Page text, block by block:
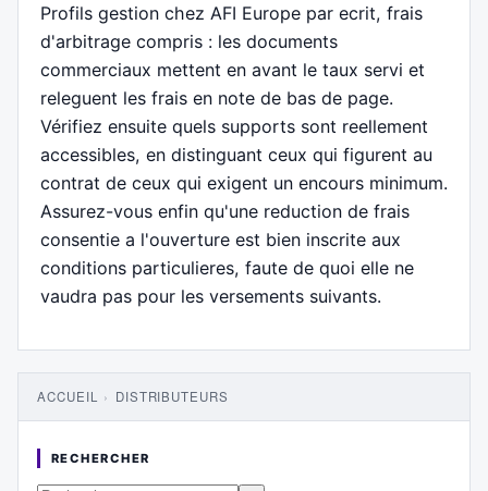
Profils gestion chez AFI Europe par ecrit, frais
d'arbitrage compris : les documents
commerciaux mettent en avant le taux servi et
releguent les frais en note de bas de page.
Vérifiez ensuite quels supports sont reellement
accessibles, en distinguant ceux qui figurent au
contrat de ceux qui exigent un encours minimum.
Assurez-vous enfin qu'une reduction de frais
consentie a l'ouverture est bien inscrite aux
conditions particulieres, faute de quoi elle ne
vaudra pas pour les versements suivants.
ACCUEIL › DISTRIBUTEURS
RECHERCHER